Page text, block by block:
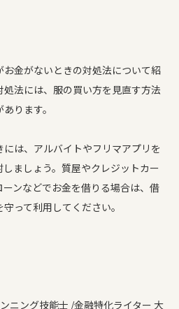
金がないときの対処法について紹
法には、服の買い方を見直す方法
ります。
は、アルバイトやフリマアプリを
ましょう。質屋やクレジットカー
ンなどでお金を借りる場合は、借
って利用してください。
ニング技能士 /金融特化ライター 大